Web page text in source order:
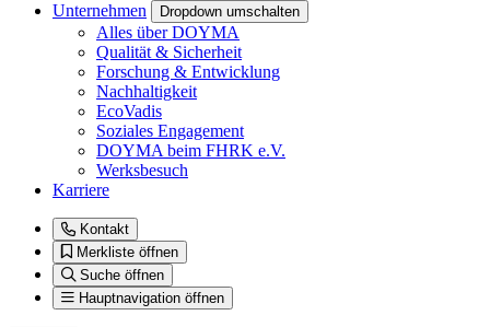
Unternehmen
Dropdown umschalten
Alles über DOYMA
Qualität & Sicherheit
Forschung & Entwicklung
Nachhaltigkeit
EcoVadis
Soziales Engagement
DOYMA beim FHRK e.V.
Werksbesuch
Karriere
Kontakt
Merkliste öffnen
Suche öffnen
Hauptnavigation öffnen